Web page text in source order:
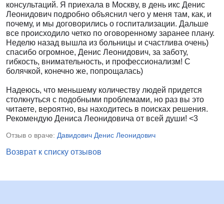
консультаций. Я приехала в Москву, в день икс Денис
Леонидович подробно объяснил чего у меня там, как, и
почему, и мы договорились о госпитализации. Дальше
все происходило четко по оговоренному заранее плану.
Неделю назад вышла из больницы и счастлива очень)
спасибо огромное, Денис Леонидович, за заботу,
гибкость, внимательность, и профессионализм! С
болячкой, конечно же, попрощалась)
Надеюсь, что меньшему количеству людей придется
столкнуться с подобными проблемами, но раз вы это
читаете, вероятно, вы находитесь в поисках решения.
Рекомендую Дениса Леонидовича от всей души! <3
Отзыв о враче: Давидович Денис Леонидович
Возврат к списку отзывов